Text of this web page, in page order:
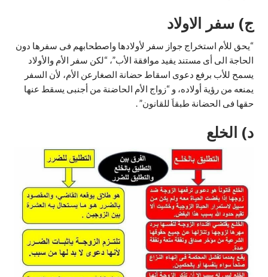
ج) سفر الاولاد
“يحق للأم استخراج جواز سفر لأولادها واصطحابهم فى سفرها دون
الحاجة الى أى مستند يفيد موافقة الأب”، “لكن سفر الأم والأولاد
يسمح للأب برفع دعوى اسقاط حضانة الصغارعن الأم، لأن السفر
يمنعه من رؤية أولاده، و “زواج الأم الحاضنة من أجنبى يسقط عنها
حقها فى الحضانة طبقاَ للقانون” .
د) الخلع